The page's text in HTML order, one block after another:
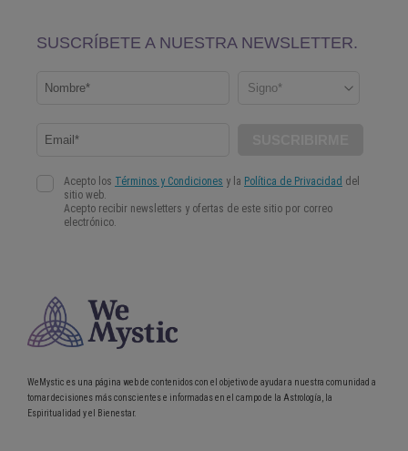
WeMystic es una página web de contenidos con el objetivo de ayudar a nuestra comunidad a
tomar decisiones más conscientes e informadas en el campo de la Astrología, la
Espiritualidad y el Bienestar.